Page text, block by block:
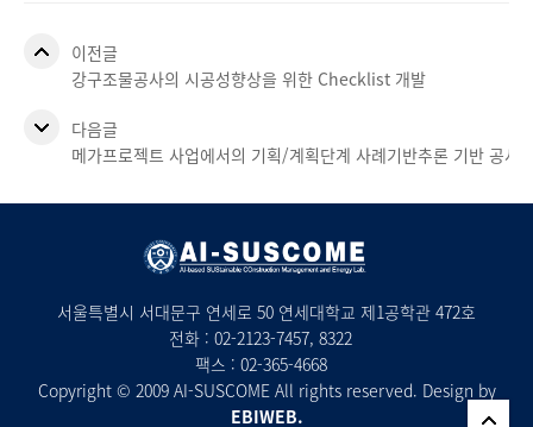
이전글
강구조물공사의 시공성향상을 위한 Checklist 개발
다음글
메가프로젝트 사업에서의 기획/계획단계 사례기반추론 기반 공사
서울특별시 서대문구 연세로 50 연세대학교 제1공학관 472호
전화 : 02-2123-7457, 8322
팩스 : 02-365-4668
Copyright © 2009 AI-SUSCOME All rights reserved. Design by
EBIWEB.